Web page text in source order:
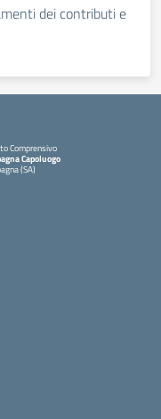
dei contributi e
Comprensivo
Capoluogo
(SA)